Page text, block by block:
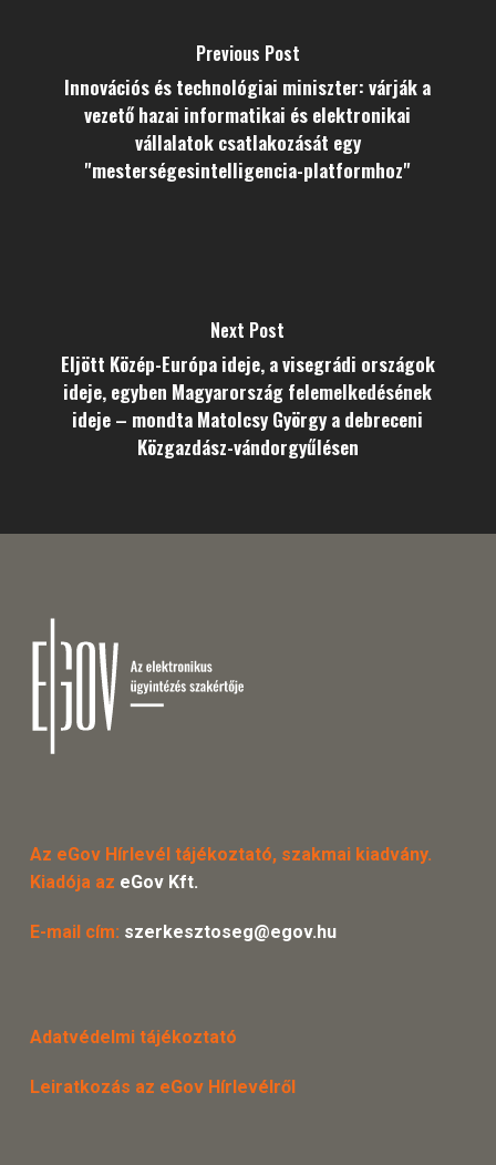
Previous Post
Innovációs és technológiai miniszter: várják a
vezető hazai informatikai és elektronikai
vállalatok csatlakozását egy
"mesterségesintelligencia-platformhoz"
Next Post
Eljött Közép-Európa ideje, a visegrádi országok
ideje, egyben Magyarország felemelkedésének
ideje – mondta Matolcsy György a debreceni
Közgazdász-vándorgyűlésen
Az eGov Hírlevél tájékoztató, szakmai kiadvány.
Kiadója az eGov Kft.
E-mail cím: szerkesztoseg@egov.hu
Adatvédelmi tájékoztató
Leiratkozás az eGov Hírlevélről